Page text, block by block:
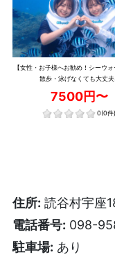
【女性・お子様へお勧め！シーウ
散歩・泳げなくても大丈
7500円〜
0(0件)
住所: 読谷村宇座
電話番号: 098-
駐車場: あり